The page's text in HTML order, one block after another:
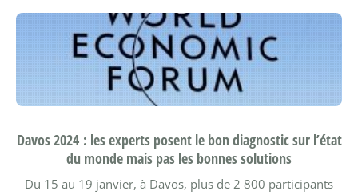
Davos 2024 : les experts posent le bon diagnostic sur l’état
du monde mais pas les bonnes solutions
Du 15 au 19 janvier, à Davos, plus de 2 800 participants